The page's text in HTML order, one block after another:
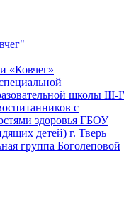
«Ковчег»
школы III-
с
здоровья ГБОУ
детей) г. Тверь
группа Боголеповой